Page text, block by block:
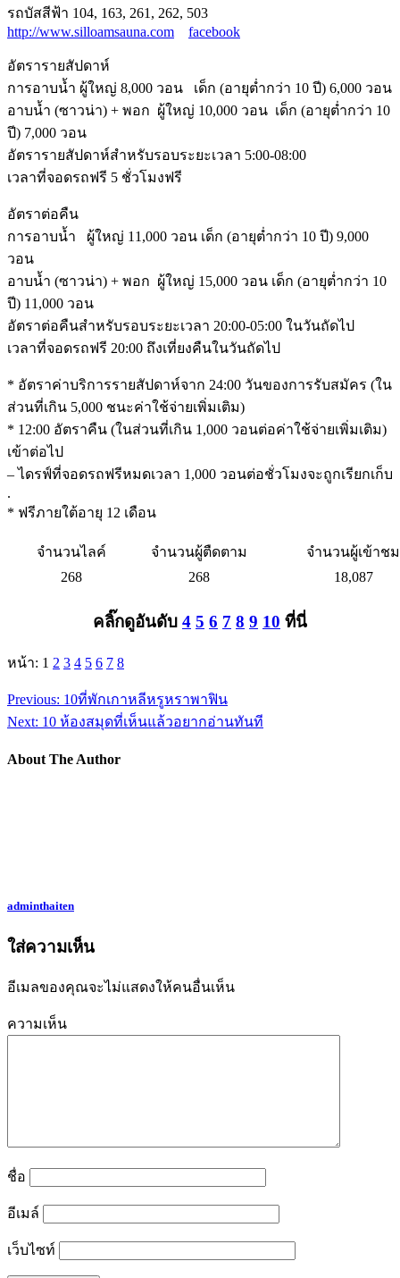
รถบัสสีฟ้า 104, 163, 261, 262, 503
http://www.silloamsauna.com
facebook
อัตรารายสัปดาห์
การอาบน้ำ ผู้ใหญ่ 8,000 วอน เด็ก (อายุต่ำกว่า 10 ปี) 6,000 วอน
อาบน้ำ (ซาวน่า) + พอก ผู้ใหญ่ 10,000 วอน เด็ก (อายุต่ำกว่า 10
ปี) 7,000 วอน
อัตรารายสัปดาห์สำหรับรอบระยะเวลา 5:00-08:00
เวลาที่จอดรถฟรี 5 ชั่วโมงฟรี
อัตราต่อคืน
การอาบน้ำ ผู้ใหญ่ 11,000 วอน เด็ก (อายุต่ำกว่า 10 ปี) 9,000
วอน
อาบน้ำ (ซาวน่า) + พอก ผู้ใหญ่ 15,000 วอน เด็ก (อายุต่ำกว่า 10
ปี) 11,000 วอน
อัตราต่อคืนสำหรับรอบระยะเวลา 20:00-05:00 ในวันถัดไป
เวลาที่จอดรถฟรี 20:00 ถึงเที่ยงคืนในวันถัดไป
* อัตราค่าบริการรายสัปดาห์จาก 24:00 วันของการรับสมัคร (ใน
ส่วนที่เกิน 5,000 ชนะค่าใช้จ่ายเพิ่มเติม)
* 12:00 อัตราคืน (ในส่วนที่เกิน 1,000 วอนต่อค่าใช้จ่ายเพิ่มเติม)
เข้าต่อไป
– ไดรฟ์ที่จอดรถฟรีหมดเวลา 1,000 วอนต่อชั่วโมงจะถูกเรียกเก็บ
.
* ฟรีภายใต้อายุ 12 เดือน
จำนวนไลค์ จำนวนผู้ตืดตาม
จำนวนผู้เข้าชม
268
268 18,087
คลิ๊กดูอันดับ 4 5 6 7 8 9 10 ที่นี่
หน้า: 1 2 3 4 5 6 7 8
Previous: 10ที่พักเกาหลีหรูหราพาฟิน
Next: 10 ห้องสมุดที่เห็นแล้วอยากอ่านทันที
About The Author
adminthaiten
ใส่ความเห็น
อีเมลของคุณจะไม่แสดงให้คนอื่นเห็น
ความเห็น
ชื่อ
อีเมล์
เว็บไซท์